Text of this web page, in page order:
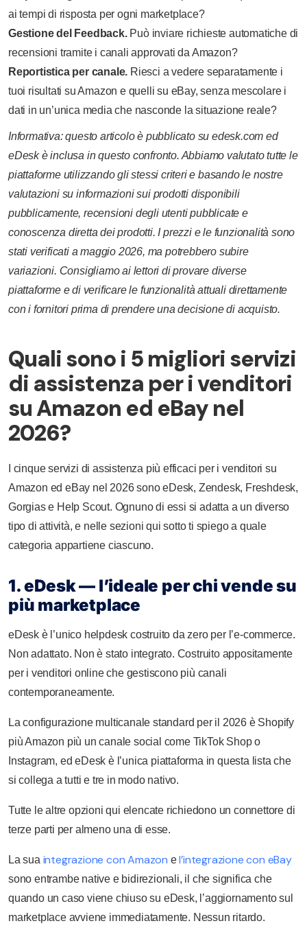
ai tempi di risposta per ogni marketplace?
Gestione del Feedback.Può inviare richieste automatiche di
recensioni tramite i canali approvati da Amazon?
Reportistica per canale. Riesci a vedere separatamente i
tuoi risultati su Amazon e quelli su eBay, senza mescolare i
dati in un’unica media che nasconde la situazione reale?
Informativa: questo articolo è pubblicato su edesk.com ed
eDesk è inclusa in questo confronto. Abbiamo valutato tutte le
piattaforme utilizzando gli stessi criteri e basando le nostre
valutazioni su informazioni sui prodotti disponibili
pubblicamente, recensioni degli utenti pubblicate e
conoscenza diretta dei prodotti. I prezzi e le funzionalità sono
stati verificati a maggio 2026, ma potrebbero subire
variazioni. Consigliamo ai lettori di provare diverse
piattaforme e di verificare le funzionalità attuali direttamente
con i fornitori prima di prendere una decisione di acquisto.
Quali sono i 5 migliori servizi
di assistenza per i venditori
su Amazon ed eBay nel
2026?
I cinque servizi di assistenza più efficaci per i venditori su
Amazon ed eBay nel 2026 sono eDesk, Zendesk, Freshdesk,
Gorgias e Help Scout. Ognuno di essi si adatta a un diverso
tipo di attività, e nelle sezioni qui sotto ti spiego a quale
categoria appartiene ciascuno.
1. eDesk — l’ideale per chi vende su
più marketplace
eDesk è l’unico helpdesk costruito da zero per l’e-commerce.
Non adattato. Non è stato integrato. Costruito appositamente
per i venditori online che gestiscono più canali
contemporaneamente.
La configurazione multicanale standard per il 2026 è Shopify
più Amazon più un canale social come TikTok Shop o
Instagram, ed eDesk è l’unica piattaforma in questa lista che
si collega a tutti e tre in modo nativo.
Tutte le altre opzioni qui elencate richiedono un connettore di
terze parti per almeno una di esse.
La sua integrazione con Amazon e l’integrazione con eBay
sono entrambe native e bidirezionali, il che significa che
quando un caso viene chiuso su eDesk, l’aggiornamento sul
marketplace avviene immediatamente. Nessun ritardo.